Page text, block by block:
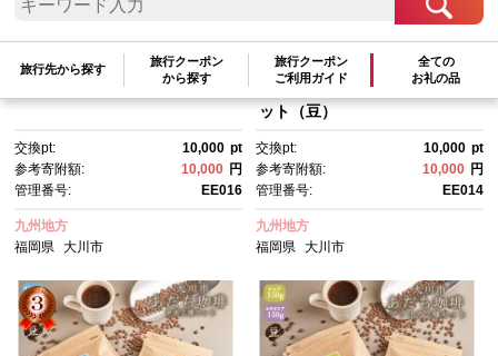
旅行先から探す
旅行クーポン
から探す
旅行クーポン
ご利用ガイド
全ての
お礼の品
【大川市あだち珈琲】南米2種
セット 150g×2（豆）
交換pt: 10,000 pt
参考寄附額:
10,000 円
管理番号:
EE016
九州地方
福岡県
大川市
【大川市あだち珈琲】ブレン
ド 200ｇ＋アフリカ 150g セ
ット（豆）
交換pt: 10,000 pt
参考寄附額:
10,000 円
管理番号:
EE014
九州地方
福岡県 大川市